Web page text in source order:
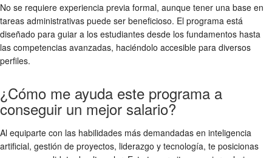
No se requiere experiencia previa formal, aunque tener una base en
tareas administrativas puede ser beneficioso. El programa está
diseñado para guiar a los estudiantes desde los fundamentos hasta
las competencias avanzadas, haciéndolo accesible para diversos
perfiles.
¿Cómo me ayuda este programa a
conseguir un mejor salario?
Al equiparte con las habilidades más demandadas en inteligencia
artificial, gestión de proyectos, liderazgo y tecnología, te posicionas